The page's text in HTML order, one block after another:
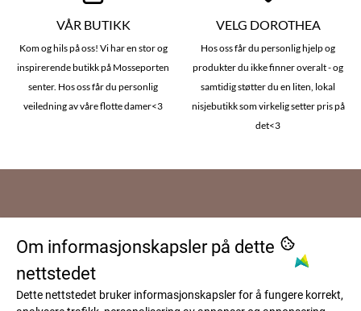
VÅR BUTIKK
Kom og hils på oss! Vi har en stor og
inspirerende butikk på Mosseporten
senter. Hos oss får du personlig
veiledning av våre flotte damer<3
VELG DOROTHEA
Hos oss får du personlig hjelp og
produkter du ikke finner overalt - og
samtidig støtter du en liten, lokal
nisjebutikk som virkelig setter pris på
det<3
Dorothea AS
Patterødveien 2
1599 Moss
Kundeservice
Frakt og levering
Nyhetsbrev
Om informasjonskapsler på dette
nettstedet
Dette nettstedet bruker informasjonskapsler for å fungere korrekt,